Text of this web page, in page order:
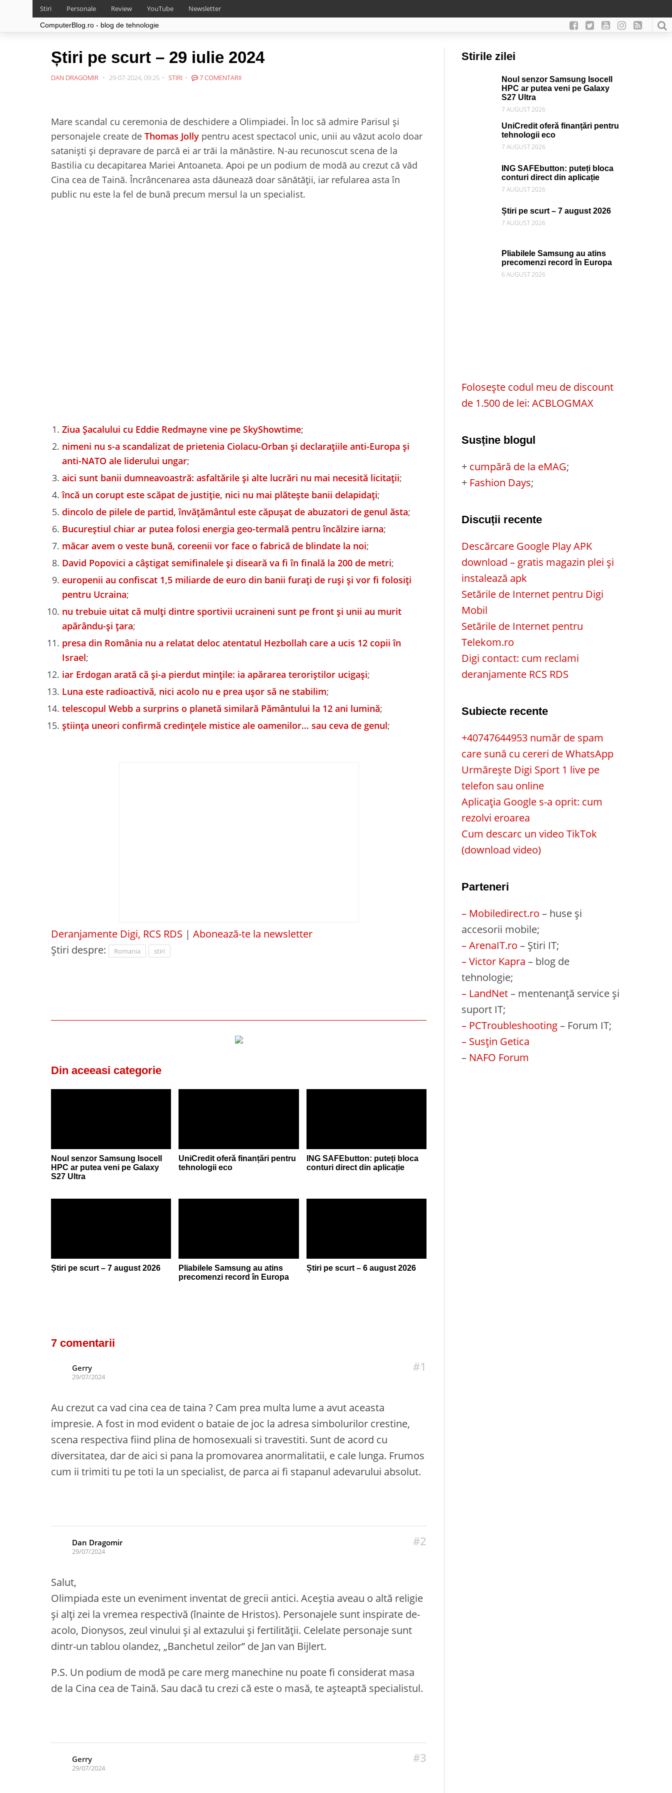
Stiri Personale Review YouTube Newsletter
ComputerBlog.ro - blog de tehnologie
Știri pe scurt – 29 iulie 2024
DAN DRAGOMIR 29-07-2024, 09:25 STIRI 7 COMENTARII
Mare scandal cu ceremonia de deschidere a Olimpiadei. În loc să admire Parisul și
personajele create de Thomas Jolly pentru acest spectacol unic, unii au văzut acolo doar
sataniști și depravare de parcă ei ar trăi la mănăstire. N-au recunoscut scena de la
Bastilia cu decapitarea Mariei Antoaneta. Apoi pe un podium de modă au crezut că văd
Cina cea de Taină. Încrâncenarea asta dăunează doar sănătății, iar refularea asta în
public nu este la fel de bună precum mersul la un specialist.
Ziua Șacalului cu Eddie Redmayne vine pe SkyShowtime;
nimeni nu s-a scandalizat de prietenia Ciolacu-Orban și declarațiile anti-Europa și
anti-NATO ale liderului ungar;
aici sunt banii dumneavoastră: asfaltările și alte lucrări nu mai necesită licitații;
încă un corupt este scăpat de justiție, nici nu mai plătește banii delapidați;
dincolo de pilele de partid, învățământul este căpușat de abuzatori de genul ăsta;
Bucureștiul chiar ar putea folosi energia geo-termală pentru încălzire iarna;
măcar avem o veste bună, coreenii vor face o fabrică de blindate la noi;
David Popovici a câștigat semifinalele și diseară va fi în finală la 200 de metri;
europenii au confiscat 1,5 miliarde de euro din banii furați de ruși și vor fi folosiți
pentru Ucraina;
nu trebuie uitat că mulți dintre sportivii ucraineni sunt pe front și unii au murit
apărându-și țara;
presa din România nu a relatat deloc atentatul Hezbollah care a ucis 12 copii în
Israel;
iar Erdogan arată că și-a pierdut mințile: ia apărarea teroriștilor ucigași;
Luna este radioactivă, nici acolo nu e prea ușor să ne stabilim;
telescopul Webb a surprins o planetă similară Pământului la 12 ani lumină;
știința uneori confirmă credințele mistice ale oamenilor… sau ceva de genul;
Deranjamente Digi, RCS RDS | Abonează-te la newsletter
Știri despre:
Romania stiri
Din aceeasi categorie
Noul senzor Samsung Isocell
HPC ar putea veni pe Galaxy
S27 Ultra
UniCredit oferă finanțări pentru
tehnologii eco
ING SAFEbutton: puteți bloca
conturi direct din aplicație
Știri pe scurt – 7 august 2026
Pliabilele Samsung au atins
precomenzi record în Europa
Știri pe scurt – 6 august 2026
7 comentarii
#1
Gerry
29/07/2024
Au crezut ca vad cina cea de taina ? Cam prea multa lume a avut aceasta
impresie. A fost in mod evident o bataie de joc la adresa simbolurilor crestine,
scena respectiva fiind plina de homosexuali si travestiti. Sunt de acord cu
diversitatea, dar de aici si pana la promovarea anormalitatii, e cale lunga. Frumos
cum ii trimiti tu pe toti la un specialist, de parca ai fi stapanul adevarului absolut.
#2
Dan Dragomir
29/07/2024
Salut,
Olimpiada este un eveniment inventat de grecii antici. Aceștia aveau o altă religie
și alți zei la vremea respectivă (înainte de Hristos). Personajele sunt inspirate de-
acolo, Dionysos, zeul vinului și al extazului și fertilității. Celelate personaje sunt
dintr-un tablou olandez, „Banchetul zeilor” de Jan van Bijlert.
P.S. Un podium de modă pe care merg manechine nu poate fi considerat masa
de la Cina cea de Taină. Sau dacă tu crezi că este o masă, te așteaptă specialistul.
#3
Gerry
29/07/2024
Stirile zilei
Noul senzor Samsung Isocell
HPC ar putea veni pe Galaxy
S27 Ultra
7 AUGUST 2026
UniCredit oferă finanțări pentru
tehnologii eco
7 AUGUST 2026
ING SAFEbutton: puteți bloca
conturi direct din aplicație
7 AUGUST 2026
Știri pe scurt – 7 august 2026
7 AUGUST 2026
Pliabilele Samsung au atins
precomenzi record în Europa
6 AUGUST 2026
Folosește codul meu de discount
de 1.500 de lei: ACBLOGMAX
Susține blogul
+ cumpără de la eMAG;
+ Fashion Days;
Discuții recente
Descărcare Google Play APK
download – gratis magazin plei și
instalează apk
Setările de Internet pentru Digi
Mobil
Setările de Internet pentru
Telekom.ro
Digi contact: cum reclami
deranjamente RCS RDS
Subiecte recente
+40747644953 număr de spam
care sună cu cereri de WhatsApp
Urmărește Digi Sport 1 live pe
telefon sau online
Aplicația Google s-a oprit: cum
rezolvi eroarea
Cum descarc un video TikTok
(download video)
Parteneri
– Mobiledirect.ro – huse și
accesorii mobile;
– ArenaIT.ro – Știri IT;
– Victor Kapra – blog de
tehnologie;
– LandNet– mentenanță service și
suport IT;
– PCTroubleshooting– Forum IT;
– Susțin Getica
– NAFO Forum